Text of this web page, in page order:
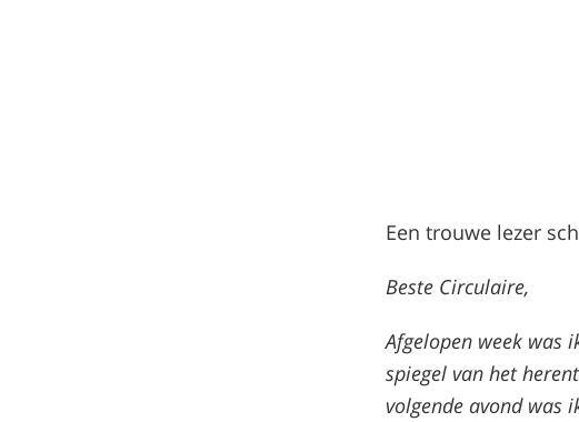
Een trouwe lezer
Beste Circulaire,
Afgelopen week was
spiegel van het
volgende avond was